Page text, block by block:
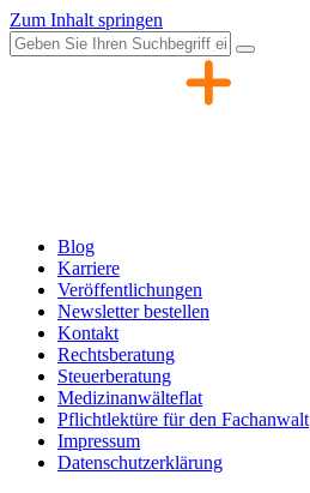
Zum Inhalt springen
Blog
Karriere
Veröffentlichungen
Newsletter bestellen
Kontakt
Rechtsberatung
Steuerberatung
Medizinanwälteflat
Pflichtlektüre für den Fachanwalt
Impressum
Datenschutzerklärung